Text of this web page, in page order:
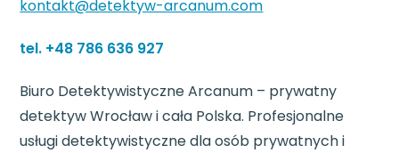
kontakt@detektyw-arcanum.com​
tel. +48 786 636 927
Biuro Detektywistyczne Arcanum – prywatny
detektyw Wrocław i cała Polska. Profesjonalne
usługi detektywistyczne dla osób prywatnych i